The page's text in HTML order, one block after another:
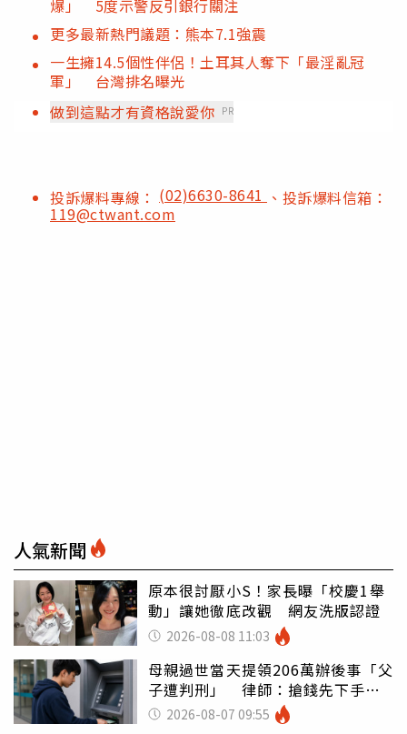
爆」 5度示警反引銀行關注
更多最新熱門議題：熊本7.1強震
一生擁14.5個性伴侶！土耳其人奪下「最淫亂冠
軍」 台灣排名曝光
做到這點才有資格說愛你 PR
投訴爆料專線： (02)6630-8641 、投訴爆料信箱：
119@ctwant.com
人氣新聞
原本很討厭小S！家長曝「校慶1舉
動」讓她徹底改觀 網友洗版認證
2026-08-08 11:03
母親過世當天提領206萬辦後事「父
子遭判刑」 律師：搶錢先下手是
罪 2026-08-07 09:55